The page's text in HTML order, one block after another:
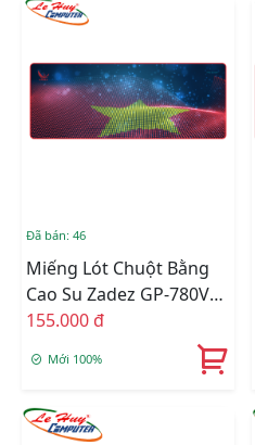
Đã bán: 46
Miếng Lót Chuột Bằng
Cao Su Zadez GP-780V
(Đỏ)
155.000 đ
Mới 100%